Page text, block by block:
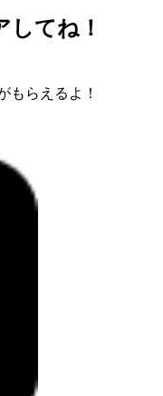
てね！
もらえるよ！